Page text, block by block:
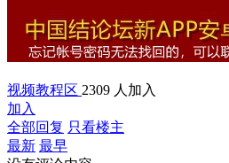
视频教程区 2309 人加入
加入
全部回复 只看楼主
最新 最早